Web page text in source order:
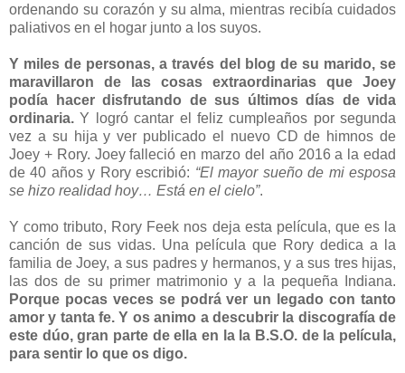
ordenando su corazón y su alma, mientras recibía cuidados
paliativos en el hogar junto a los suyos.
Y miles de personas, a través del blog de su marido, se
maravillaron de las cosas extraordinarias que Joey
podía hacer disfrutando de sus últimos días de vida
ordinaria. Y logró cantar el feliz cumpleaños por segunda
vez a su hija y ver publicado el nuevo CD de himnos de
Joey + Rory. Joey falleció en marzo del año 2016 a la edad
de 40 años y Rory escribió: “El mayor sueño de mi esposa
se hizo realidad hoy… Está en el cielo”.
Y como tributo, Rory Feek nos deja esta película, que es la
canción de sus vidas. Una película que Rory dedica a la
familia de Joey, a sus padres y hermanos, y a sus tres hijas,
las dos de su primer matrimonio y a la pequeña Indiana.
Porque pocas veces se podrá ver un legado con tanto
amor y tanta fe. Y os animo a descubrir la discografía de
este dúo, gran parte de ella en la la B.S.O. de la película,
para sentir lo que os digo.